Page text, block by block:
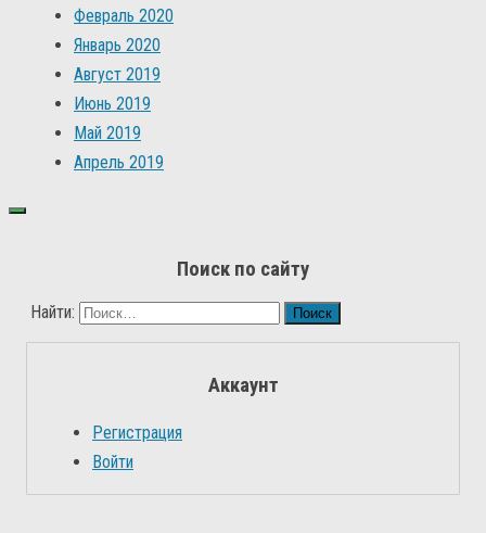
Февраль 2020
Январь 2020
Август 2019
Июнь 2019
Май 2019
Апрель 2019
Поиск по сайту
Найти:
Аккаунт
Регистрация
Войти